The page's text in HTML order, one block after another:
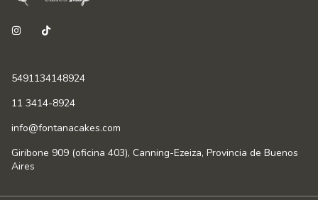
5491134148924
11 3414-8924
info@fontanacakes.com
Giribone 909 (oficina 403), Canning-Ezeiza, Provincia de Buenos
Aires